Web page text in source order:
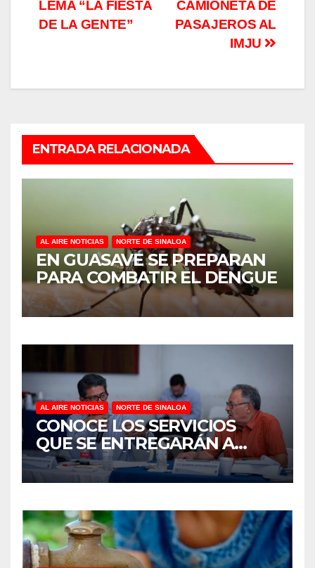
entradas
CAMIONETA DE
PASAJEROS AL
IMJU
LEMA “LA FIESTA
DE LA GENTE”
ENTRADA RELACIONADA
AL AIRE NOTICIAS NORTE DE SINALOA
EN GUASAVE SE PREPARAN
PARA COMBATIR EL DENGUE
AL AIRE NOTICIAS NORTE DE SINALOA
CONOCE LOS SERVICIOS
QUE SE ENTREGARÁN A
JUAN JOSÉ RÍOS